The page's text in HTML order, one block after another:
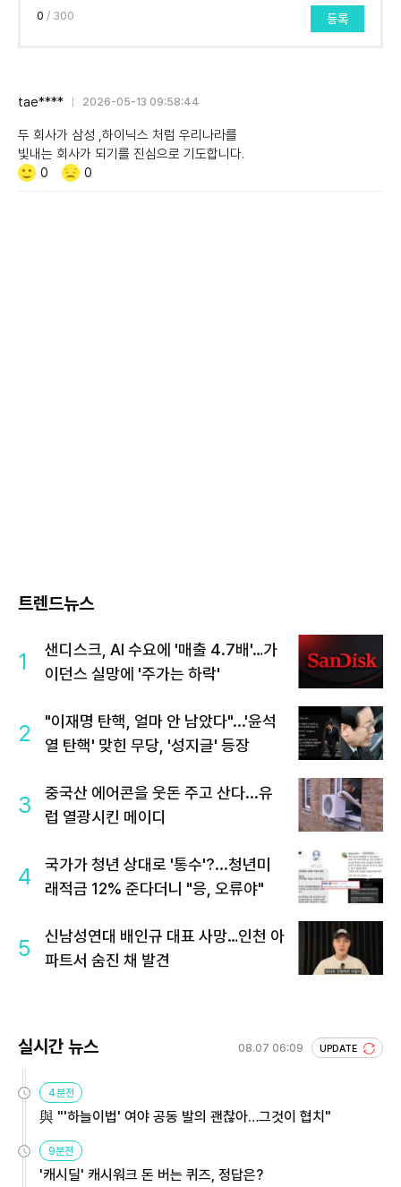
0 / 300 등록
tae**** 2026-05-13 09:58:44
두 회사가 삼성 ,하이닉스 처럼 우리나라를
빛내는 회사가 되기를 진심으로 기도합니다.
Like/Dislike
공
0
비
0
트렌드뉴스
1
샌디스크, AI 수요에 '매출 4.7배'…가
이던스 실망에 '주가는 하락'
2
"이재명 탄핵, 얼마 안 남았다"...'윤석
열 탄핵' 맞힌 무당, '성지글' 등장
3
중국산 에어콘을 웃돈 주고 산다...유
럽 열광시킨 메이디
4
국가가 청년 상대로 '통수'?...청년미
래적금 12% 준다더니 "응, 오류야"
5
신남성연대 배인규 대표 사망…인천 아
파트서 숨진 채 발견
실시간 뉴스 08.07 06:09 UPDATE
4분전
與 "'하늘이법' 여야 공동 발의 괜찮아…그것이 협치"
9분전
'캐시딜' 캐시워크 돈 버는 퀴즈, 정답은?